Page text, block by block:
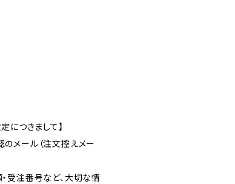
につきまして】
メール（注文控えメー
受注番号など、大切な情